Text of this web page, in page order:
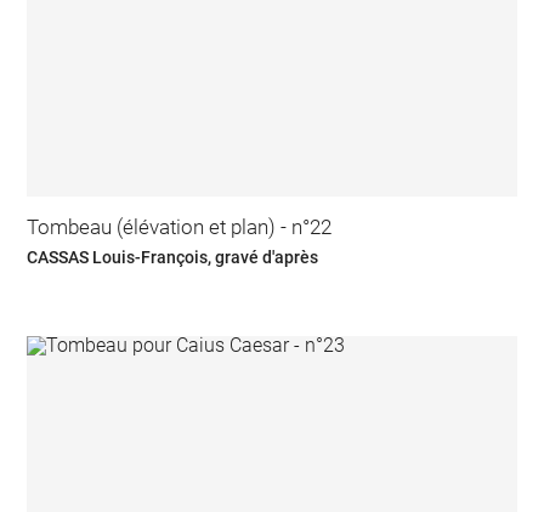
Tombeau (élévation et plan) - n°22
CASSAS Louis-François, gravé d'après